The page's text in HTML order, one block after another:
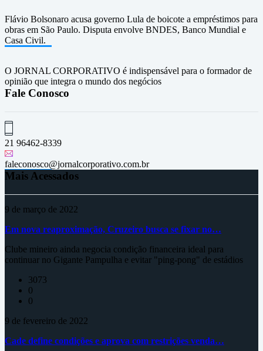
Flávio Bolsonaro acusa governo Lula de boicote a empréstimos para
obras em São Paulo. Disputa envolve BNDES, Banco Mundial e
Casa Civil.
O JORNAL CORPORATIVO é indispensável para o formador de
opinião que integra o mundo dos negócios
Fale Conosco
21 96462-8339
faleconosco@jornalcorporativo.com.br
Mais Acessados
9 de março de 2022
Em nova reaproximação, Cruzeiro busca se fixar no…
Clube mineiro ainda negocia condição financeira ideal para
continuar no Gigante Pampulha e evitar "ping-pong" de estádios
3073
0
0
9 de fevereiro de 2022
Cade define condições e aprova com restrições venda…